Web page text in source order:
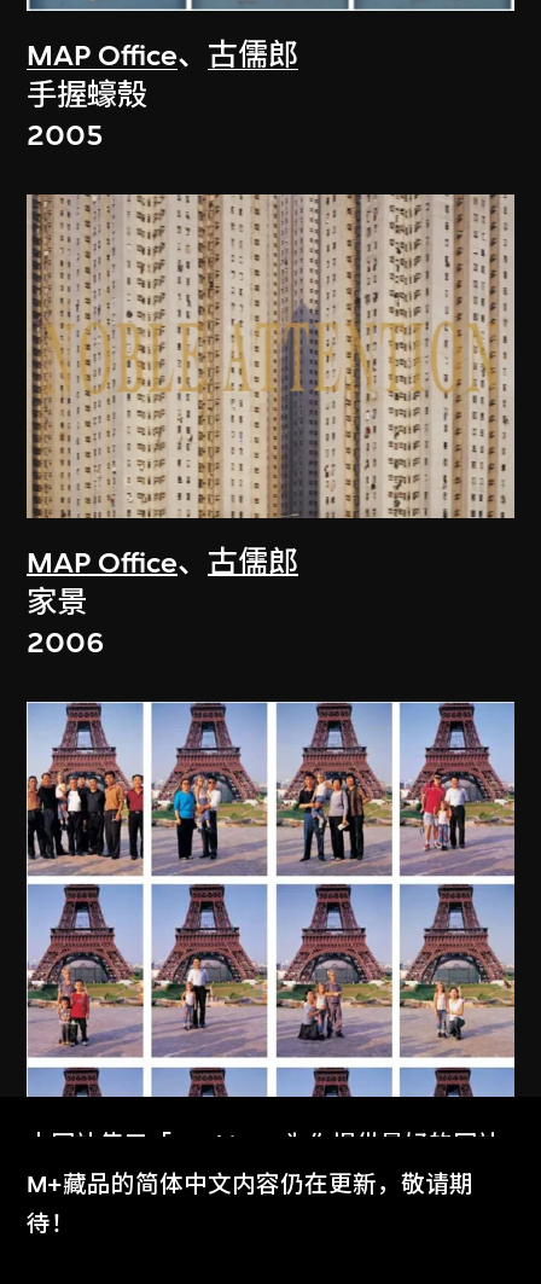
MAP Office、 古儒郎
手握蠔殼
2005
MAP Office、 古儒郎
家景
2006
本网站使用「Cookies」为你提供最好的网站
体验。
了解更多
M+藏品的简体中文内容仍在更新，敬请期
待！